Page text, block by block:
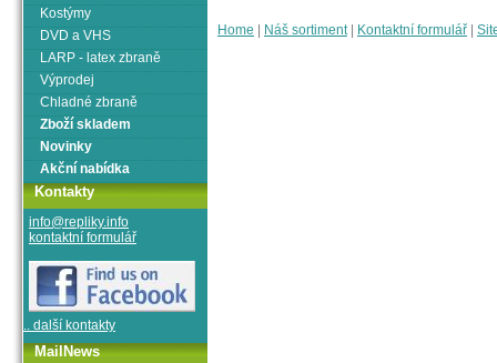
Home Náš sortiment| Kontaktní formulář
Kostýmy
DVD a VHS
LARP - latex zbraně
Výprodej
Chladné zbraně
Zboží skladem
Novinky
Akční nabídka
Kontakty
info@repliky.info
kontaktní formulář
.. další kontakty
MailNews